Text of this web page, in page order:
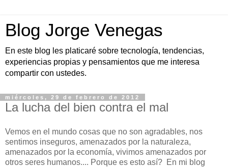
Blog Jorge Venegas
En este blog les platicaré sobre tecnología, tendencias,
experiencias propias y pensamientos que me interesa
compartir con ustedes.
miércoles, 29 de febrero de 2012
La lucha del bien contra el mal
Vemos en el mundo cosas que no son agradables, nos
sentimos inseguros, amenazados por la naturaleza,
amenazados por la economía, vivimos amenazados por
otros seres humanos.... Porque es esto así? En mi blog